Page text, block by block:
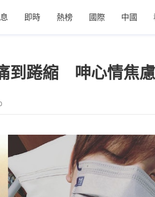
即時 熱榜 國際 中國
到踡縮 呻心情焦